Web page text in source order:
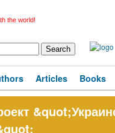
the world!
Articles Books